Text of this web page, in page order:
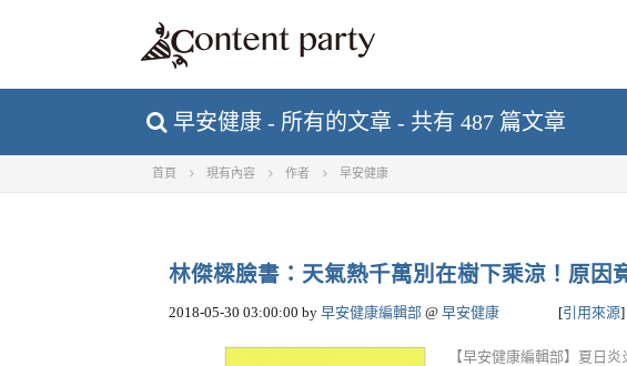
早安健康 - 所有的文章 - 共有 487 篇文章
首頁 現有內容 作者 早安健康
林傑樑臉書：天氣熱千萬別在樹下乘涼！原因
2018-05-30 03:00:00 by 早安健康編輯部 @ 早安健康 [引用來源]
【早安健康編輯部】夏日